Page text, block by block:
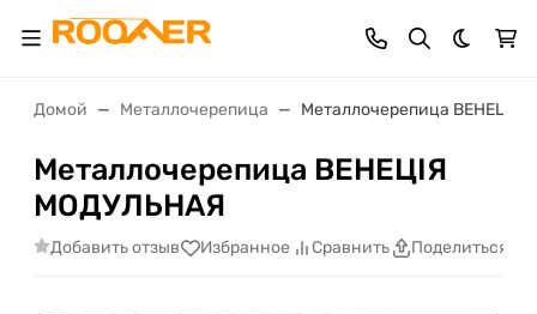
Темная
Домой Металлочерепица Металлочерепица ВЕНЕЦІЯ
Металлочерепица ВЕНЕЦІЯ
МОДУЛЬНАЯ
Добавить отзыв Избранное Сравнить Поделиться